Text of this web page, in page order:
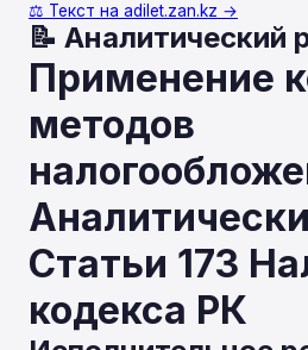
⚖️ Текст на adilet.zan.kz →
📝 Аналитический
Применение
методов
Статьи 173
кодекса РК